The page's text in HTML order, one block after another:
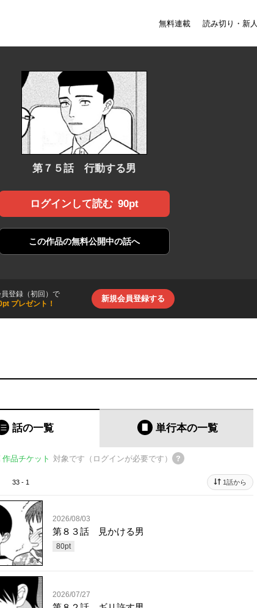
無料連載 読み切り・新人
第７５話 行動する男
ログインして読む 90pt
この作品の無料公開中の話へ
登録（初回）で
プレゼント！
新規会員登録する
話の一覧 単行本の一覧
作品チケット 対象です（ログインが必要です）
33 - 1 1話から
2026/08/03
第８３話 見かける男
80pt
2026/07/27